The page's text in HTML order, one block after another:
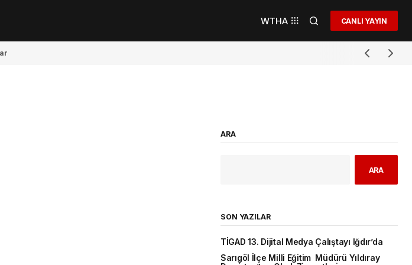
WTHA CANLI YAYIN
ARA
ARA
SON YAZILAR
TİGAD 13. Dijital Medya Çalıştayı Iğdır’da
Sarıgöl İlçe Milli Eğitim Müdürü Yıldıray